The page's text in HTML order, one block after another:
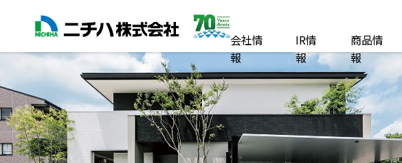
会社情
報
IR情
報
商品情
報